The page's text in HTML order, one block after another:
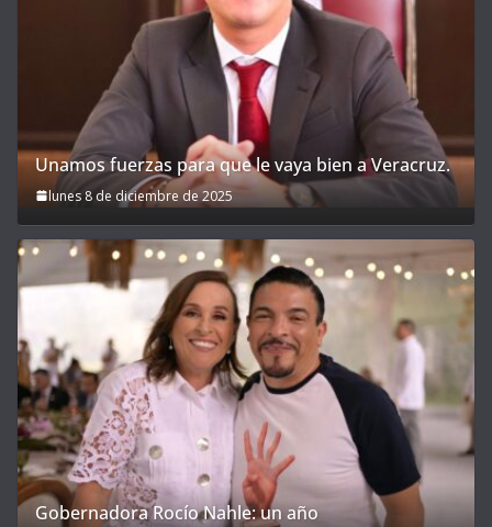
Unamos fuerzas para que le vaya bien a Veracruz.
lunes 8 de diciembre de 2025
Gobernadora Rocío Nahle: un año